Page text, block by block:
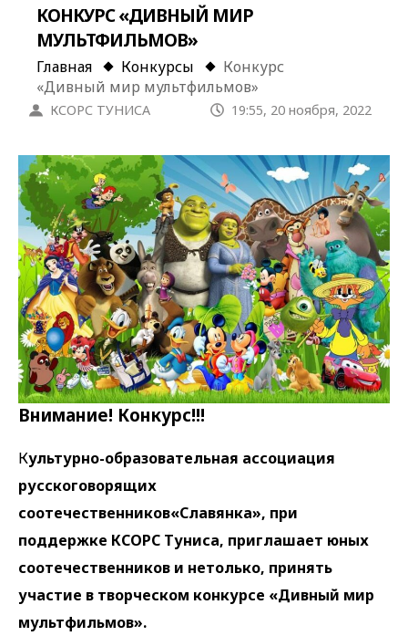
КОНКУРС «ДИВНЫЙ МИР
МУЛЬТФИЛЬМОВ»
Главная Конкурсы
Конкурс
«Дивный мир мультфильмов»
КСОРС ТУНИСА 19:55, 20 ноября, 2022
Внимание! Конкурс!!!
Культурно-образовательная ассоциация
русскоговорящих
соотечественников«Славянка», при
поддержке КСОРС Туниса, приглашает юных
соотечественников и нетолько, принять
участие в творческом конкурсе «Дивный мир
мультфильмов».